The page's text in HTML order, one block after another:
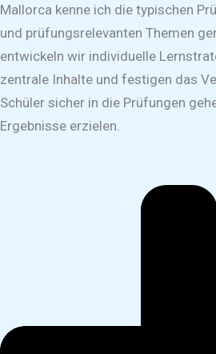
Mallorca kenne ich die typischen
und prüfungsrelevanten Themen
entwickeln wir individuelle
zentrale Inhalte und festigen das
Schüler sicher in die Prüfungen
Ergebnisse erzielen.